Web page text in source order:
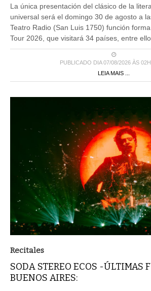
La única presentación del clásico de la
universal será el domingo 30 de agosto a
Teatro Radio (San Luis 1750) función
Tour 2026, que visitará 34 países, entre
PUBLICADO DIA 07/08/2026 ÀS
LEIA MAIS ...
Recitales
SODA STEREO ECOS -ÚLTIMAS
BUENOS AIRES: